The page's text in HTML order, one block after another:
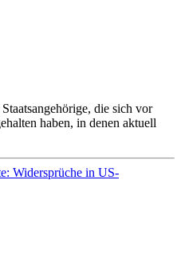
die sich vor
haben, in denen aktuell
Widersprüche in US-